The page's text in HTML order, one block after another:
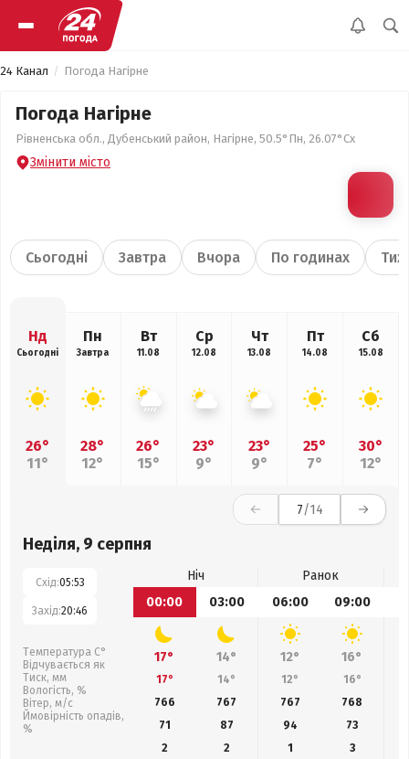
24 Канал Погода Нагірне
Погода Нагірне
Рівненська обл., Дубенський район, Нагірне, 50.5°Пн, 26.07°Сх
Змінити місто
Сьогодні Завтра Вчора По годинах
Нд
Сьогодні
26°
11°
Пн
Завтра
28°
12°
Вт
11.08
26°
15°
Ср
12.08
23°
9°
Чт
13.08
23°
9°
Пт
14.08
25°
7°
Сб
15.08
30°
12°
7/14
Неділя, 9 серпня
Схід:05:53
Захід:20:46
Температура С°
Відчувається як
Тиск, мм
Вологість, %
Вітер, м/с
Ймовірність опадів,
%
Ніч
Ранок
00:00
03:00 06:00 09:00
17° 14° 12° 16°
17° 14° 12° 16°
766
767 767 768
71
87 94 73
2
2 1
3